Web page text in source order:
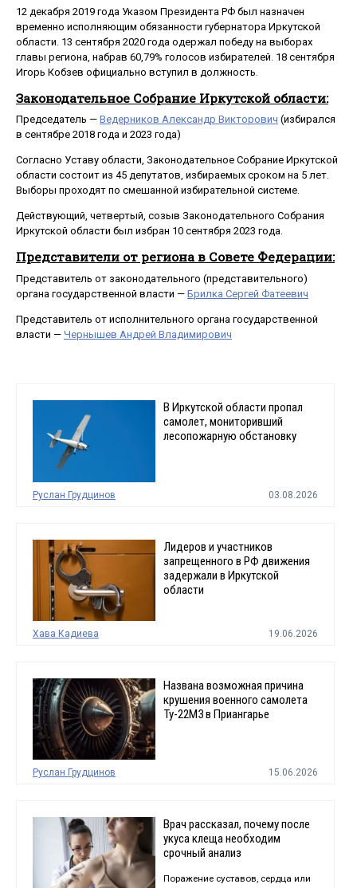
12 декабря 2019 года Указом Президента РФ был назначен
временно исполняющим обязанности губернатора Иркутской
области. 13 сентября 2020 года одержал победу на выборах
главы региона, набрав 60,79% голосов избирателей. 18 сентября
Игорь Кобзев официально вступил в должность.
Законодательное Собрание Иркутской области:
Председатель — Ведерников Александр Викторович (избирался
в сентябре 2018 года и 2023 года)
Согласно Уставу области, Законодательное Собрание Иркутской
области состоит из 45 депутатов, избираемых сроком на 5 лет.
Выборы проходят по смешанной избирательной системе.
Действующий, четвертый, созыв Законодательного Собрания
Иркутской области был избран 10 сентября 2023 года.
Представители от региона в Совете Федерации:
Представитель от законодательного (представительного)
органа государственной власти — Брилка Сергей Фатеевич
Представитель от исполнительного органа государственной
власти — Чернышев Андрей Владимирович
В Иркутской области пропал
самолет, мониторивший
лесопожарную обстановку
Руслан Грудцинов 03.08.2026
Лидеров и участников
запрещенного в РФ движения
задержали в Иркутской
области
Хава Кадиева 19.06.2026
Названа возможная причина
крушения военного самолета
Ту-22М3 в Приангарье
Руслан Грудцинов 15.06.2026
Врач рассказал, почему после
укуса клеща необходим
срочный анализ
Поражение суставов, сердца или